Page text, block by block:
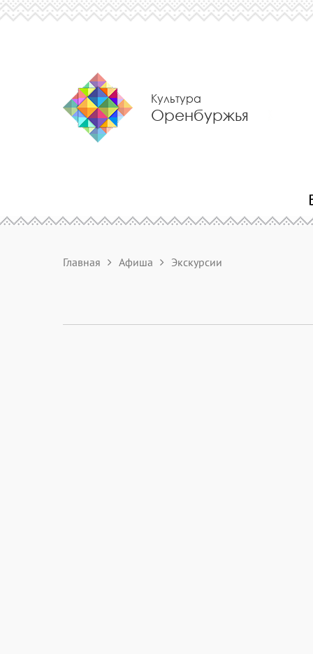
Культура
Оренбуржья
Главная Афиша Экскурсии